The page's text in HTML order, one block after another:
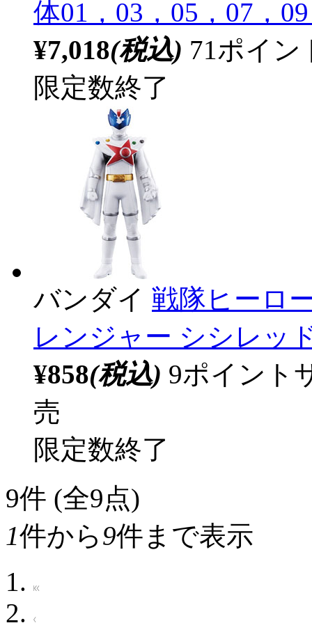
体01，03，05，07，
¥7,018(税込) 71ポイ
限定数終了
バンダイ 戦隊ヒーロ
レンジャー シシレッ
¥858(税込) 9ポイント
売
限定数終了
9件 (全9点)
1件から9件まで表示